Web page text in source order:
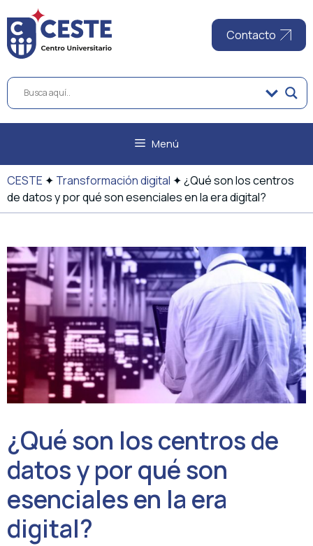
al
contenido
Contacto
Menú
CESTE ✦ Transformación digital ✦¿Qué son los centros
de datos y por qué son esenciales en la era digital?
¿Qué son los centros de
datos y por qué son
esenciales en la era
digital?